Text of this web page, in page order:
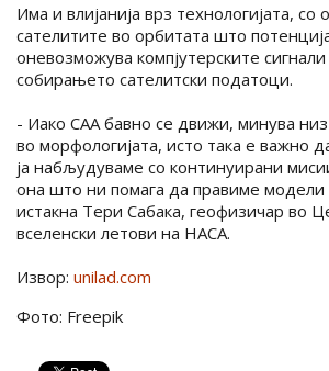
Има и влијанија врз технологијата,
сателитите во орбитата што
оневозможува компјутерските сигнали
собирањето сателитски податоци.
- Иако САА бавно се движи, минува
во морфологијата, исто така е важно
ја набљудуваме со континуирани
она што ни помага да правиме
истакна Тери Сабака, геофизичар во
вселенски летови на НАСА.
Извор: unilad.com
Фото: Freepik